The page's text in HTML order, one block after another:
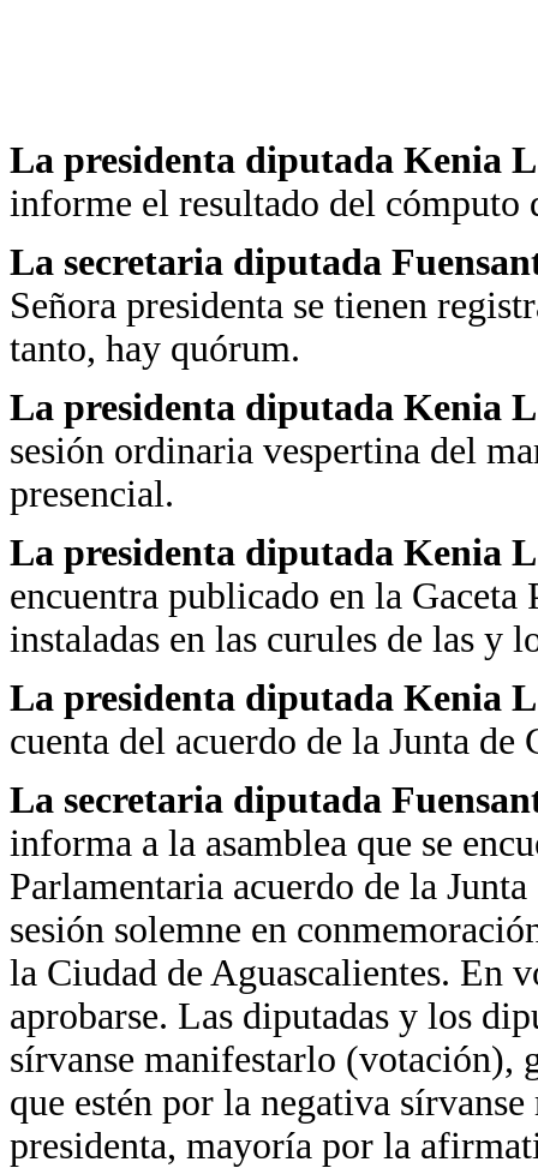
La presidenta diputada Kenia
informe el resultado del cómputo
La secretaria diputada
Señora presidenta se tienen
tanto, hay quórum.
La presidenta diputada Kenia
sesión ordinaria vespertina del
presencial.
La presidenta diputada Kenia
encuentra publicado en la
instaladas en las curules de las y
La presidenta diputada Kenia
cuenta del acuerdo de la Junta
La secretaria diputada
informa a la asamblea que se
Parlamentaria acuerdo de la
sesión solemne en
la Ciudad de Aguascalientes. En
aprobarse. Las diputadas y los
sírvanse manifestarlo (votación),
que estén por la negativa
presidenta, mayoría por la